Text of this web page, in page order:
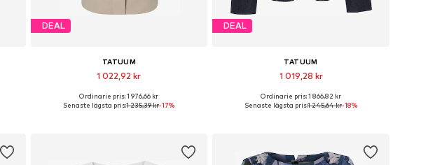
DEAL
TATUUM
1 022,92 kr
Tillgänglig i många storlekar
Ordinarie pris: 1 976,66 kr
Senaste lägsta pris:1 235,39 kr-17%
DEAL
TATUUM
1 019,28 kr
Tillgängliga storlekar: 34, 38, 40, 44, 46
Ordinarie pris: 1 866,82 kr
Senaste lägsta pris:1 245,64 kr-18%